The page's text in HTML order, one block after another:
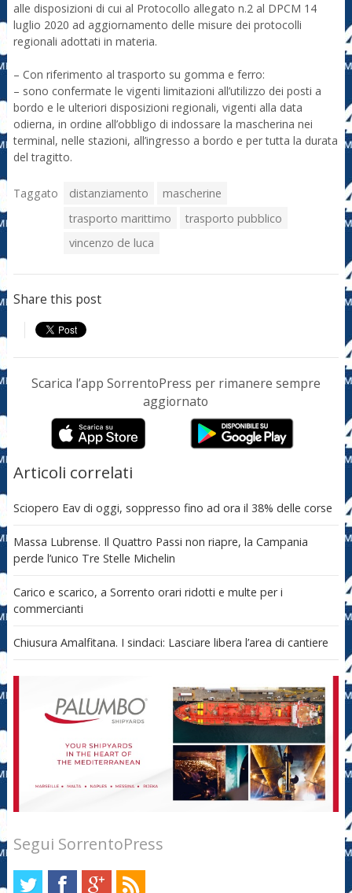
alle disposizioni di cui al Protocollo allegato n.2 al DPCM 14
luglio 2020 ad aggiornamento delle misure dei protocolli
regionali adottati in materia.
– Con riferimento al trasporto su gomma e ferro:
– sono confermate le vigenti limitazioni all’utilizzo dei posti a
bordo e le ulteriori disposizioni regionali, vigenti alla data
odierna, in ordine all’obbligo di indossare la mascherina nei
terminal, nelle stazioni, all’ingresso a bordo e per tutta la durata
del tragitto.
Taggato distanziamento
mascherine
trasporto marittimo
trasporto pubblico
vincenzo de luca
Share this post
Scarica l’app SorrentoPress per rimanere sempre
aggiornato
Articoli correlati
Sciopero Eav di oggi, soppresso fino ad ora il 38% delle corse
Massa Lubrense. Il Quattro Passi non riapre, la Campania
perde l’unico Tre Stelle Michelin
Carico e scarico, a Sorrento orari ridotti e multe per i
commercianti
Chiusura Amalfitana. I sindaci: Lasciare libera l’area di cantiere
Segui SorrentoPress